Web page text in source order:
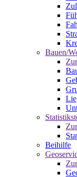
Bauen/
Beihilfe